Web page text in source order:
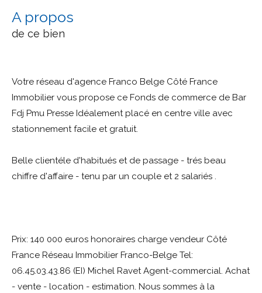
a propos
de ce bien
Votre réseau d'agence Franco Belge Côté France
Immobilier vous propose ce Fonds de commerce de Bar
Fdj Pmu Presse Idéalement placé en centre ville avec
stationnement facile et gratuit.
Belle clientéle d'habitués et de passage - trés beau
chiffre d'affaire - tenu par un couple et 2 salariés .
Prix: 140 000 euros honoraires charge vendeur Côté
France Réseau Immobilier Franco-Belge Tel:
06.45.03.43.86 (EI) Michel Ravet Agent-commercial. Achat
- vente - location - estimation. Nous sommes à la